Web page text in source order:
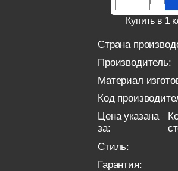
Купить в 1
Страна
Производитель:
Материал
Код
Цена указана
за:
Стиль:
Гарантия: